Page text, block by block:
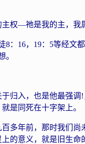
主权—祂是我的主，我
8： 16， 19： 5等经文
。
归入，也是他最强调 !
是同死在十字架上。
多年前，那时我们
的意义，就是旧生命